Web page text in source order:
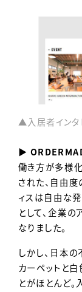
▲入居者インタ
▶
働き方が多様
された、自由
ィスは自由な
として、企業
なりました。
しかし、日本
カーペットと
とがほとんど